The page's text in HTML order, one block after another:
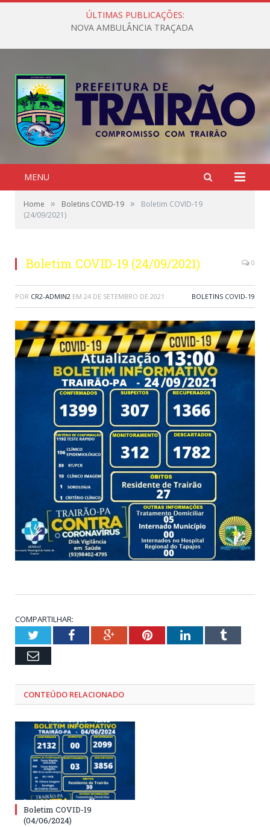
ÚLTIMAS PUBLICAÇÕES:
NOVA AMBULÂNCIA TRAÇADA
MENU
Home » Boletins COVID-19 »
Boletim COVID-19
(24/09/2021)
Boletim COVID-19 (24/09/2021) 0
POR CR2-ADMIN2 EM 24 DE SETEMBRO DE 2021 BOLETINS COVID-19
COMPARTILHAR:
TwitterFacebookGoogle+PinterestLinkedInTumblr
Email
CONTEÚDO RELACIONADO
Boletim COVID-19
(04/06/2024)